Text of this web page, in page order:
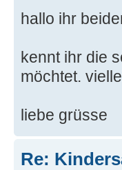
hallo ihr
kennt ihr die
möchtet.
liebe grüsse
Re: